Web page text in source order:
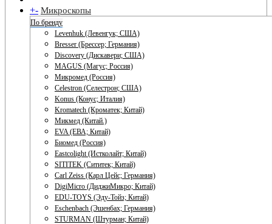
+- Микроскопы
По бренду
Levenhuk (Левенгук; США)
Bresser (Брессер; Германия)
Discovery (Дискавери; США)
MAGUS (Магус; Россия)
Микромед (Россия)
Celestron (Селестрон; США)
Konus (Конус; Италия)
Kromatech (Кроматек; Китай)
Микмед (Китай.)
EVA (ЕВА; Китай)
Биомед (Россия)
Eastcolight (Истколайт; Китай)
SITITEK (Сититек; Китай)
Carl Zeiss (Карл Цейс; Германия)
DigiMicro (ДиджиМикро; Китай)
EDU-TOYS (Эду-Тойз; Китай)
Eschenbach (Эшенбах; Германия)
STURMAN (Штурман; Китай)